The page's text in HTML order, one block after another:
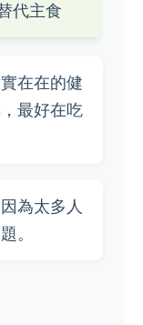
代主食
在在的健
最好在吃
為太多人
。